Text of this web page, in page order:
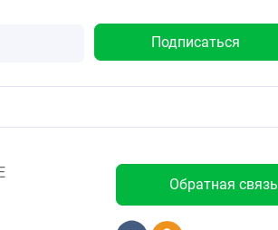
Обратная связь